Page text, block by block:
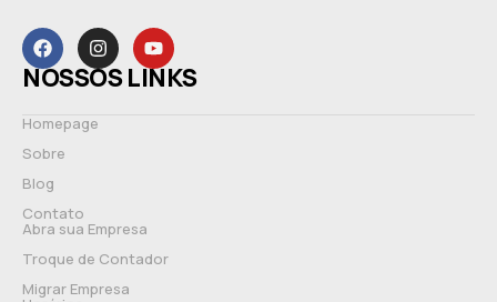
NOSSOS LINKS
Homepage
Sobre
Blog
Contato
Abra sua Empresa
Troque de Contador
Migrar Empresa